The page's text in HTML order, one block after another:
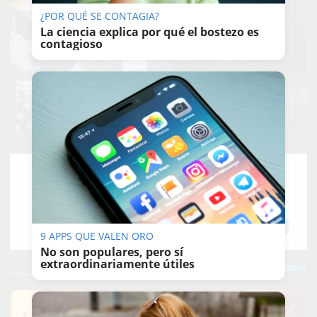
MANU
GARCÍA
24/12/2024Actualizado: 28/12/2024 - 12:14
Guardar 0
¿POR QUÉ SE CONTAGIA?
La ciencia explica por qué el bostezo es
contagioso
9 APPS QUE VALEN ORO
No son populares, pero sí
extraordinariamente útiles